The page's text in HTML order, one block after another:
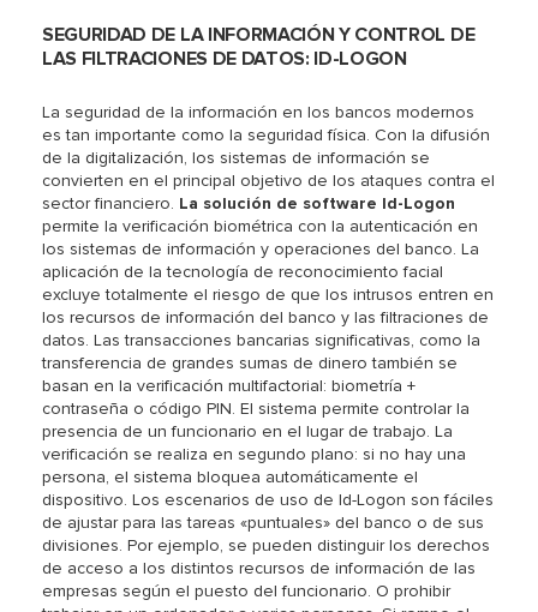
SEGURIDAD DE LA INFORMACIÓN Y CONTROL DE
LAS FILTRACIONES DE DATOS: ID-LOGON
La seguridad de la información en los bancos modernos
es tan importante como la seguridad física. Con la difusión
de la digitalización, los sistemas de información se
convierten en el principal objetivo de los ataques contra el
sector financiero. La solución de software Id-Logon
permite la verificación biométrica con la autenticación en
los sistemas de información y operaciones del banco. La
aplicación de la tecnología de reconocimiento facial
excluye totalmente el riesgo de que los intrusos entren en
los recursos de información del banco y las filtraciones de
datos. Las transacciones bancarias significativas, como la
transferencia de grandes sumas de dinero también se
basan en la verificación multifactorial: biometría +
contraseña o código PIN. El sistema permite controlar la
presencia de un funcionario en el lugar de trabajo. La
verificación se realiza en segundo plano: si no hay una
persona, el sistema bloquea automáticamente el
dispositivo. Los escenarios de uso de Id-Logon son fáciles
de ajustar para las tareas «puntuales» del banco o de sus
divisiones. Por ejemplo, se pueden distinguir los derechos
de acceso a los distintos recursos de información de las
empresas según el puesto del funcionario. O prohibir